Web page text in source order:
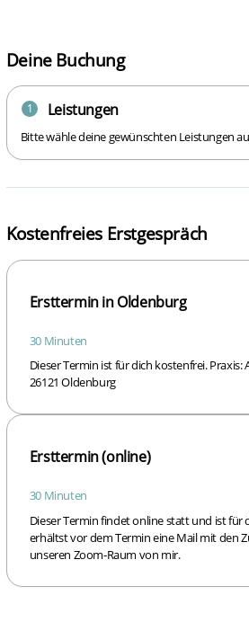
Kostenfreies Erstgespräch
Ersttermin in Oldenburg
30 Minuten
Dieser Termin ist für dich kostenfrei. Praxis:
26121 Oldenburg
Ersttermin (online)
30 Minuten
Dieser Termin findet online statt und ist für
erhältst vor dem Termin eine Mail mit den
unseren Zoom-Raum von mir.
Deine Buchung
1 Leistungen
Bitte wähle deine gewünschten Leistungen